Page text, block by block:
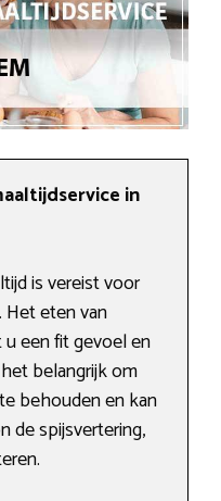
in
is vereist voor
eten van
een fit gevoel en
belangrijk om
behouden en kan
de spijsvertering,